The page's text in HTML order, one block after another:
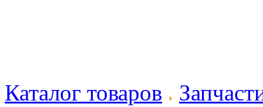
Каталог товаров